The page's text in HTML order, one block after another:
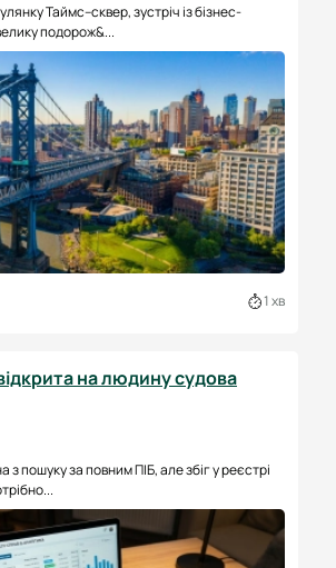
Таймс–сквер, зустріч із бізнес-
подорож&...
1 хв
на людину судова
пошуку за повним ПІБ, але збіг у реєстрі